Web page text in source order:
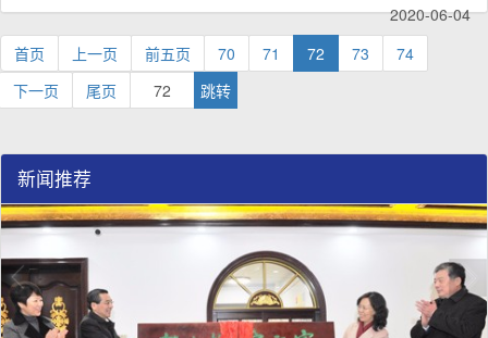
2020-06-04
首页
上一页 前五页 70 71 72 73
74
下一页
尾页
新闻推荐